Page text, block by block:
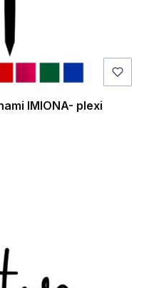
IMIONA- plexi